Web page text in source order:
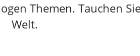
Themen. Tauchen
Welt.